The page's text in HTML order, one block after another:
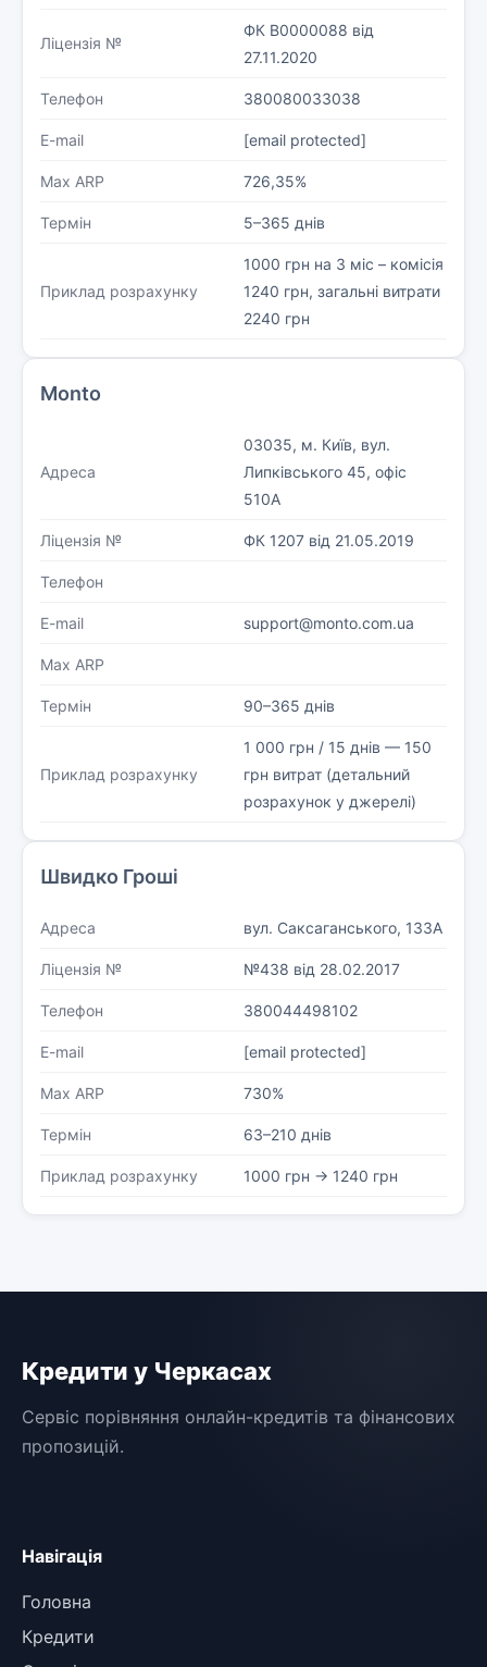
Ліцензія №
ФК В0000088 від
27.11.2020
Телефон 380080033038
E-mail [email protected]
Max ARP 726,35%
Термін 5–365 днів
Приклад розрахунку
1000 грн на 3 міс – комісія
1240 грн, загальні витрати
2240 грн
Monto
Адреса
03035, м. Київ, вул.
Липківського 45, офіс
510А
Ліцензія № ФК 1207 від 21.05.2019
Телефон
E-mail support@monto.com.ua
Max ARP
Термін 90–365 днів
Приклад розрахунку
1 000 грн / 15 днів — 150
грн витрат (детальний
розрахунок у джерелі)
Швидко Гроші
Адреса вул. Саксаганського, 133А
Ліцензія № №438 від 28.02.2017
Телефон 380044498102
E-mail [email protected]
Max ARP 730%
Термін 63–210 днів
Приклад розрахунку 1000 грн → 1240 грн
Кредити у Черкасах
Сервіс порівняння онлайн-кредитів та фінансових
пропозицій.
Навігація
Головна
Кредити